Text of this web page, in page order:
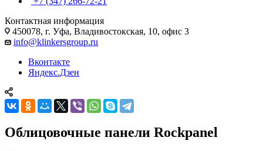
Контактная информация
450078, г. Уфа, Владивостокская, 10, офис 3
info@klinkersgroup.ru
Вконтакте
Яндекс.Дзен
Облицовочные панели Rockpanel